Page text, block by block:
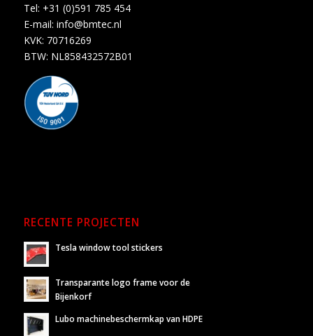
Tel: +31 (0)591 785 454
E-mail: info@bmtec.nl
KVK: 70716269
BTW: NL858432572B01
RECENTE PROJECTEN
Tesla window tool stickers
Transparante logo frame voor de
Bijenkorf
Lubo machinebeschermkap van HDPE